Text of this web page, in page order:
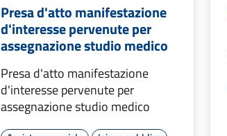
Presa d'atto manifestazione
d'interesse pervenute per
assegnazione studio medico
Presa d'atto manifestazione
d'interesse pervenute per
assegnazione studio medico